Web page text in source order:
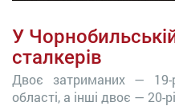
У
сталкерів
Двоє затриманих — 19-
області, а інші двоє — 20-